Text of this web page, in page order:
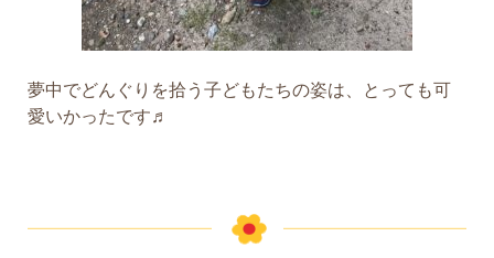
夢中でどんぐりを拾う子どもたちの姿は、とっても可
愛いかったです♬